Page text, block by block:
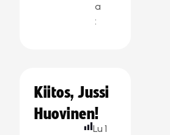
a
:
Kiitos, Jussi
Huovinen!
Lu 1